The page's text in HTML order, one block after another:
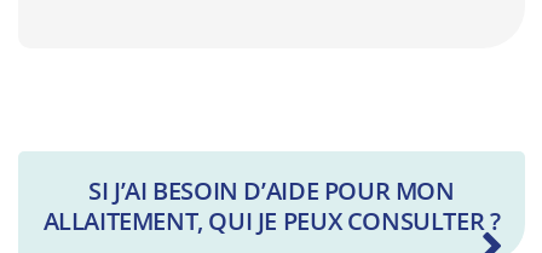
SI J’AI BESOIN D’AIDE POUR MON
ALLAITEMENT, QUI JE PEUX CONSULTER ?